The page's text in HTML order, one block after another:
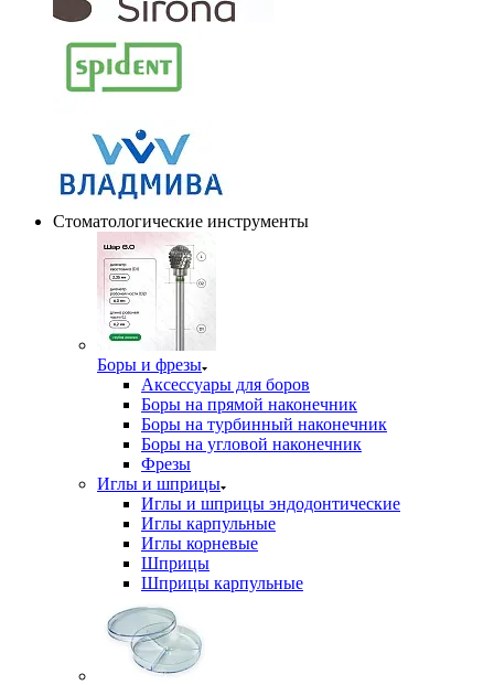
Стоматологические инструменты
Боры и фрезы
Аксессуары для боров
Боры на прямой наконечник
Боры на турбинный наконечник
Боры на угловой наконечник
Фрезы
Иглы и шприцы
Иглы и шприцы эндодонтические
Иглы карпульные
Иглы корневые
Шприцы
Шприцы карпульные